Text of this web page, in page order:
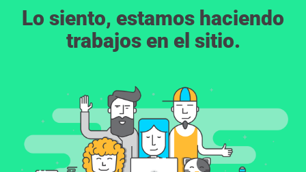
Lo siento, estamos haciendo
trabajos en el sitio.